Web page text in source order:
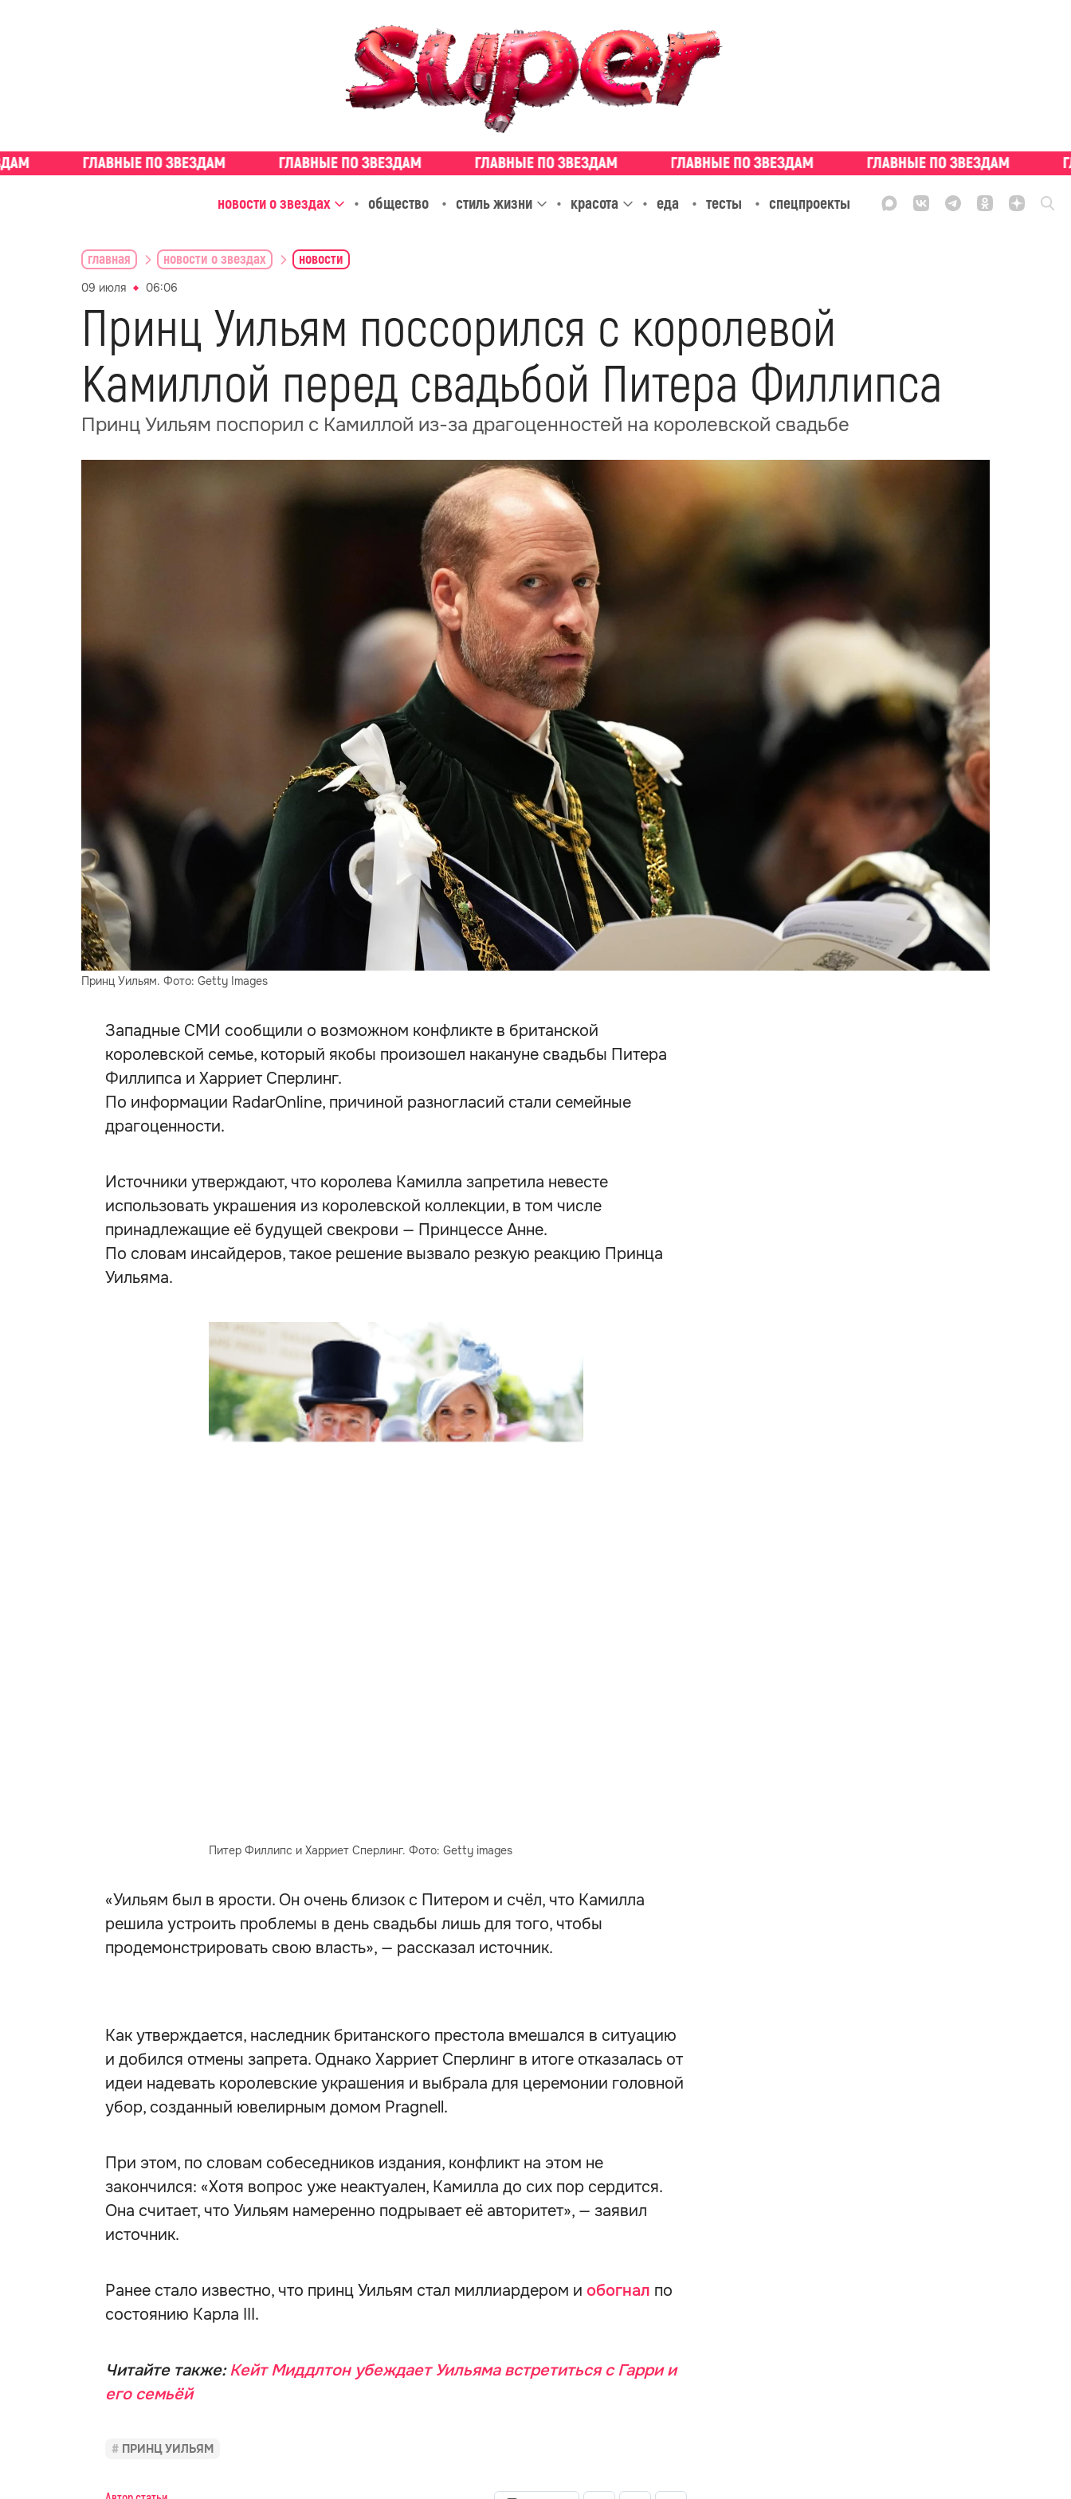
новости о звездах общество стиль жизни красота еда тесты спецпроекты
главная новости о звездах новости
09 июля 06:06
Принц Уильям поссорился с королевой
Камиллой перед свадьбой Питера Филлипса
Принц Уильям поспорил с Камиллой из-за драгоценностей на королевской свадьбе
Принц Уильям. Фото: Getty Images
Западные СМИ сообщили о возможном конфликте в британской
королевской семье, который якобы произошел накануне свадьбы Питера
Филлипса и Харриет Сперлинг.
По информации RadarOnline, причиной разногласий стали семейные
драгоценности.
Источники утверждают, что королева Камилла запретила невесте
использовать украшения из королевской коллекции, в том числе
принадлежащие её будущей свекрови — Принцессе Анне.
По словам инсайдеров, такое решение вызвало резкую реакцию Принца
Уильяма.
Питер Филлипс и Харриет Сперлинг. Фото: Getty images
«Уильям был в ярости. Он очень близок с Питером и счёл, что Камилла
решила устроить проблемы в день свадьбы лишь для того, чтобы
продемонстрировать свою власть», — рассказал источник.
Как утверждается, наследник британского престола вмешался в ситуацию
и добился отмены запрета. Однако Харриет Сперлинг в итоге отказалась от
идеи надевать королевские украшения и выбрала для церемонии головной
убор, созданный ювелирным домом Pragnell.
При этом, по словам собеседников издания, конфликт на этом не
закончился: «Хотя вопрос уже неактуален, Камилла до сих пор сердится.
Она считает, что Уильям намеренно подрывает её авторитет», — заявил
источник.
Ранее стало известно, что принц Уильям стал миллиардером и обогнал по
состоянию Карла III.
Читайте также:Кейт Миддлтон убеждает Уильяма встретиться с Гарри и
его семьёй
ПРИНЦ УИЛЬЯМ